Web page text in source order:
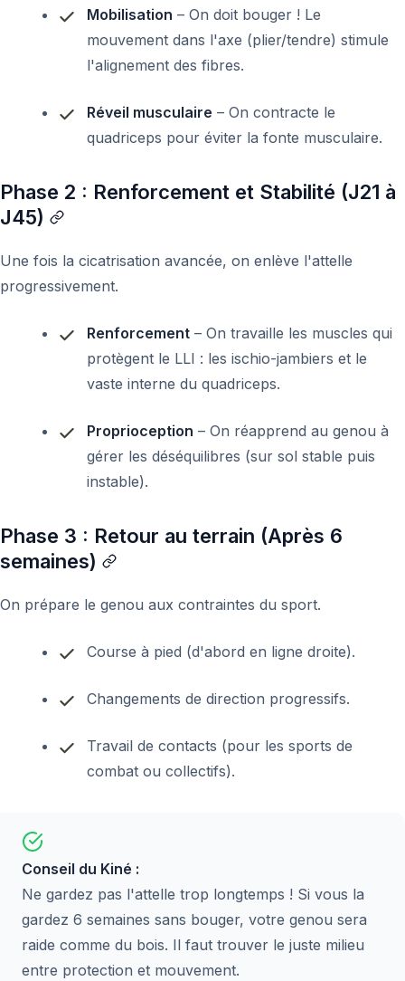
Mobilisation – On doit bouger ! Le
mouvement dans l'axe (plier/tendre) stimule
l'alignement des fibres.
Réveil musculaire – On contracte le
quadriceps pour éviter la fonte musculaire.
Phase 2 : Renforcement et Stabilité (J21 à
J45)
Une fois la cicatrisation avancée, on enlève l'attelle
progressivement.
Renforcement – On travaille les muscles qui
protègent le LLI : les ischio-jambiers et le
vaste interne du quadriceps.
Proprioception – On réapprend au genou à
gérer les déséquilibres (sur sol stable puis
instable).
Phase 3 : Retour au terrain (Après 6
semaines)
On prépare le genou aux contraintes du sport.
Course à pied (d'abord en ligne droite).
Changements de direction progressifs.
Travail de contacts (pour les sports de
combat ou collectifs).
Conseil du Kiné :
Ne gardez pas l'attelle trop longtemps ! Si vous la
gardez 6 semaines sans bouger, votre genou sera
raide comme du bois. Il faut trouver le juste milieu
entre protection et mouvement.